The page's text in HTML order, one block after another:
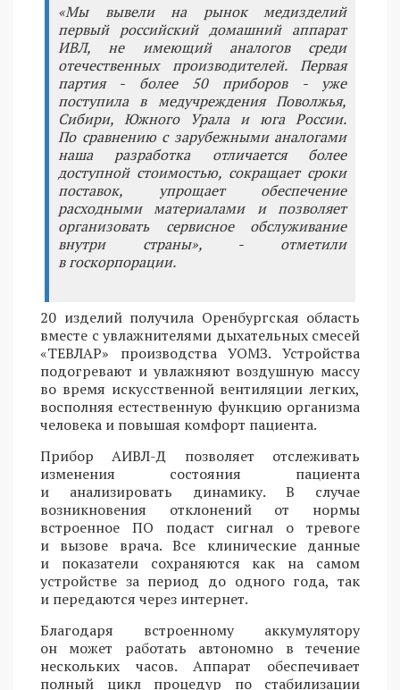
«Мы вывели на рынок медизделий
первый российский домашний аппарат
ИВЛ, не имеющий аналогов среди
отечественных производителей. Первая
партия - более 50 приборов - уже
поступила в медучреждения Поволжья,
Сибири, Южного Урала и юга России.
По сравнению с зарубежными аналогами
наша разработка отличается более
доступной стоимостью, сокращает сроки
поставок, упрощает обеспечение
расходными материалами и позволяет
организовать сервисное обслуживание
внутри страны», - отметили
в госкорпорации.
20 изделий получила Оренбургская область
вместе с увлажнителями дыхательных смесей
«ТЕВЛАР» производства УОМЗ. Устройства
подогревают и увлажняют воздушную массу
во время искусственной вентиляции легких,
восполняя естественную функцию организма
человека и повышая комфорт пациента.
Прибор АИВЛ-Д позволяет отслеживать
изменения состояния пациента
и анализировать динамику. В случае
возникновения отклонений от нормы
встроенное ПО подаст сигнал о тревоге
и вызове врача. Все клинические данные
и показатели сохраняются как на самом
устройстве за период до одного года, так
и передаются через интернет.
Благодаря встроенному аккумулятору
он может работать автономно в течение
нескольких часов. Аппарат обеспечивает
полный цикл процедур по стабилизации